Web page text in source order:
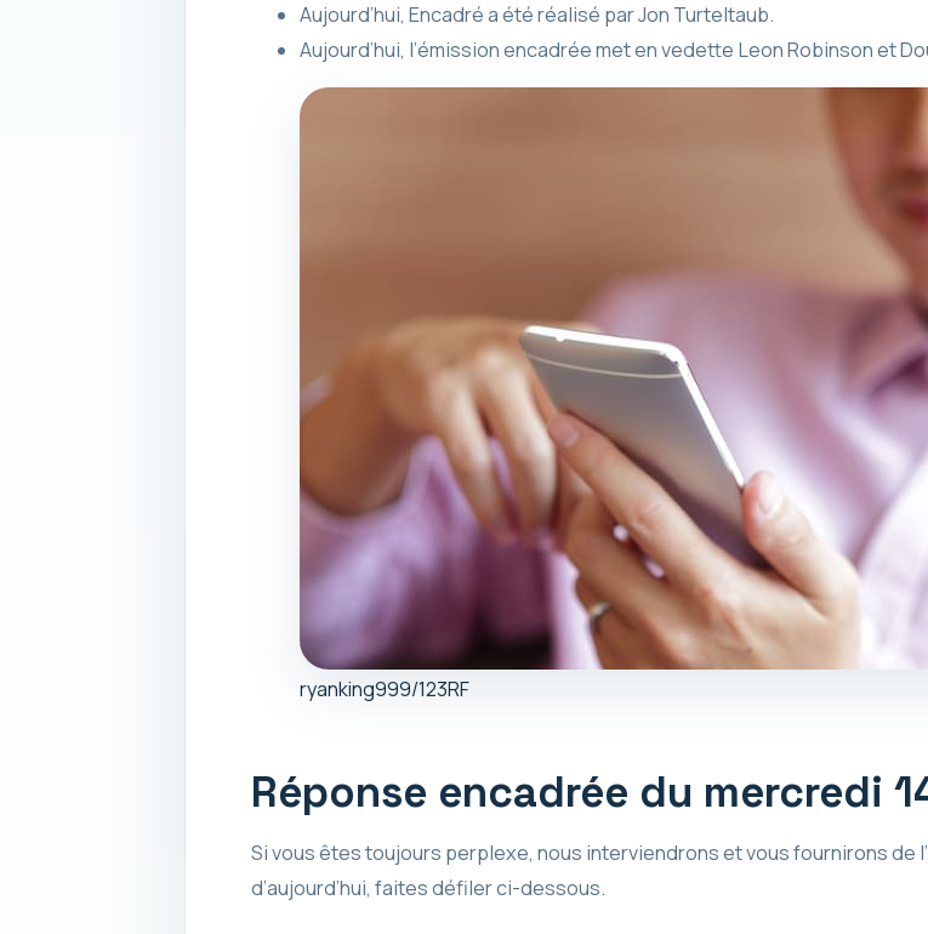
Aujourd’hui, Encadré a été réalisé par Jon Turteltaub.
Aujourd’hui, l’émission encadrée met en vedette Leon Robinson et
ryanking999/123RF
Réponse encadrée du mercredi
Si vous êtes toujours perplexe, nous interviendrons et vous fournirons de
d’aujourd’hui, faites défiler ci-dessous.